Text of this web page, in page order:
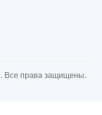
Все права защищены.